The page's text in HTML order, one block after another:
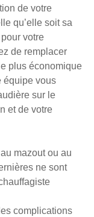
de votre
qu’elle soit sa
votre
de remplacer
plus économique
équipe vous
sur le
et de votre
mazout ou au
ne sont
complications